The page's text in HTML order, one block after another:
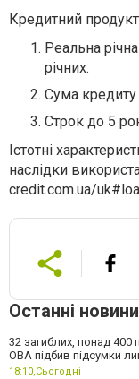
Кредитний
Реальна
річних.
Сума кредиту
Строк до 5
Істотні
наслідки
credit.com.ua/
Останні новини
32 загиблих, понад 400
ОВА підбив підсумки
18:10,Сьогодні